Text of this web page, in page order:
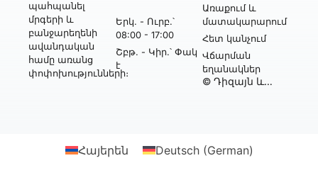
պահպանել
մրգերի և
բանջարեղենի
ավանդական
համը առանց
փոփոխությունների։
Երկ․ - Ուրբ․՝
08:00 - 17:00
Շբթ․ - Կիր․՝ Փակ
է
Առաքում և
մատակարարում
Հետ կանչում
Վճարման
եղանակներ
© Դիզայն և
Հայերեն Deutsch(German)